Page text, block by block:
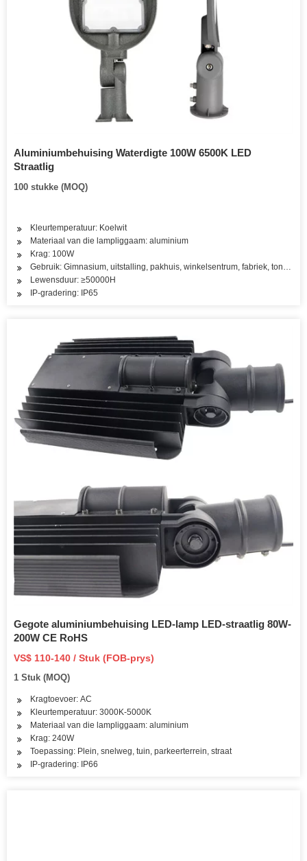
Aluminiumbehuising Waterdigte 100W 6500K LED
Straatlig
100 stukke (MOQ)
Kleurtemperatuur: Koelwit
Materiaal van die lampliggaam: aluminium
Krag: 100W
Gebruik: Gimnasium, uitstalling, pakhuis, winkelsentrum, fabriek, tonnel
Lewensduur: ≥50000H
IP-gradering: IP65
Gegote aluminiumbehuising LED-lamp LED-straatlig 80W-
200W CE RoHS
VS$ 110-140 / Stuk (FOB-prys)
1 Stuk (MOQ)
Kragtoevoer: AC
Kleurtemperatuur: 3000K-5000K
Materiaal van die lampliggaam: aluminium
Krag: 240W
Toepassing: Plein, snelweg, tuin, parkeerterrein, straat
IP-gradering: IP66